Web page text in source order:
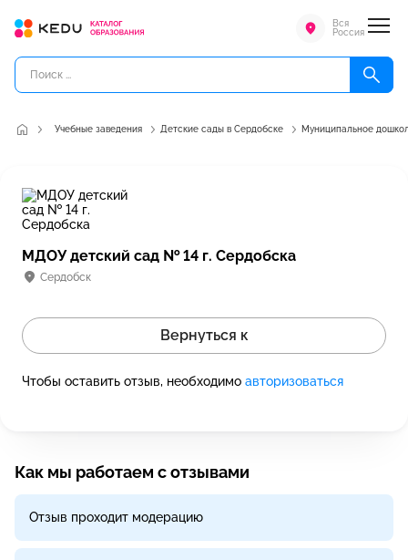
Вся
Россия
Учебные заведения Детские сады в Сердобске Муниципальное
МДОУ детский сад № 14 г. Сердобска
Сердобск
Вернуться к
Чтобы оставить отзыв, необходимо авторизоваться
Как мы работаем с отзывами
Отзыв проходит модерацию